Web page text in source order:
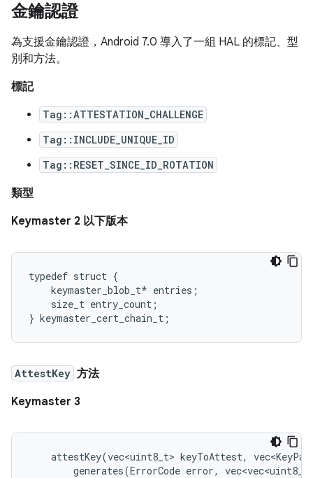
金鑰認證
為支援金鑰認證，Android 7.0 導入了一組 HAL 的標記、型
別和方法。
標記
Tag::ATTESTATION_CHALLENGE
Tag::INCLUDE_UNIQUE_ID
Tag::RESET_SINCE_ID_ROTATION
類型
Keymaster 2 以下版本
typedef struct {
    keymaster_blob_t* entries;
    size_t entry_count;
AttestKey 方法
Keymaster 3
attestKey(vec<uint8_t> keyToAttest,
generates(ErrorCode error,